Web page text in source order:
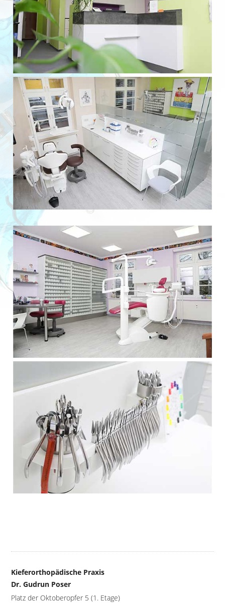
Kieferorthopädische Praxis
Dr. Gudrun Poser
Platz der Oktoberopfer 5 (1. Etage)